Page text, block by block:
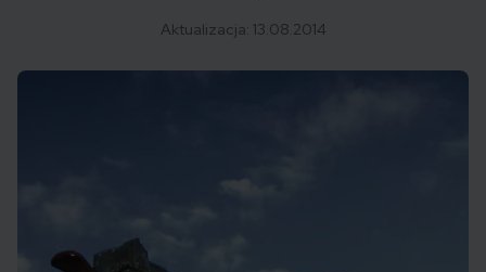
Aktualizacja: 13.08.2014